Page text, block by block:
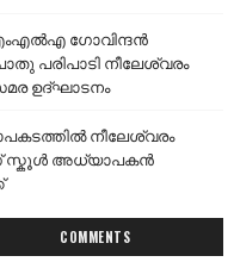
ഗോവിന്ദൻ
പരിപാടി നീലേശ്വരം
ഉദ്ഘാടനം
നീലേശ്വരം
സ്കൂൾ അധ്യാപകൻ
COMMENTS